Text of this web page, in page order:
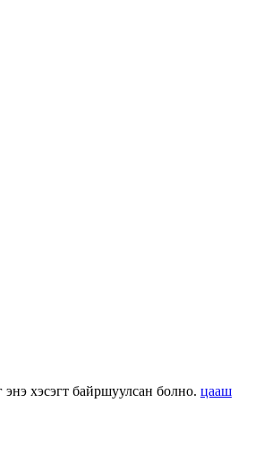
хэсэгт байршуулсан болно. цааш